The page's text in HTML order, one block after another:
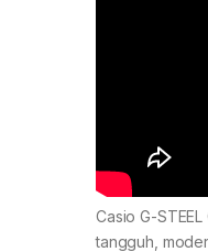
Casio G-
tangguh,